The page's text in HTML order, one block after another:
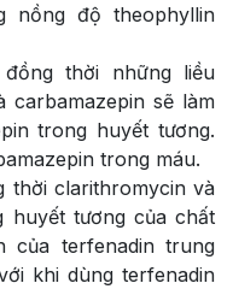
nồng độ theophyllin
thời những liều
carbamazepin sẽ làm
trong huyết tương.
trong máu.
thời clarithromycin và
huyết tương của chất
của terfenadin trung
khi dùng terfenadin